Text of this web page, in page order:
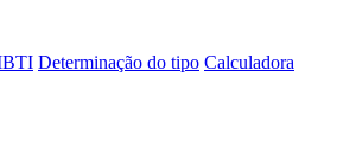
Determinação do tipo Calculadora